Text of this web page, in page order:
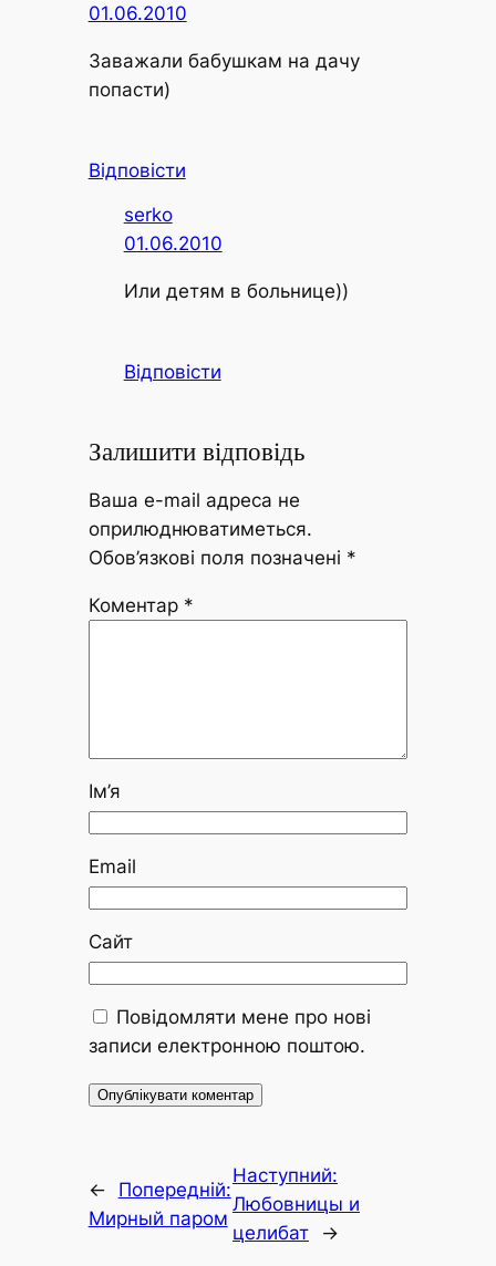
01.06.2010
Заважали бабушкам на дачу
попасти)
Відповісти
serko
01.06.2010
Или детям в больнице))
Відповісти
Залишити відповідь
Ваша e-mail адреса не
оприлюднюватиметься.
Обов’язкові поля позначені *
Коментар *
Ім’я
Email
Сайт
Повідомляти мене про нові
записи електронною поштою.
←
Попередній:
Мирный паром
Наступний:
Любовницы и
целибат
→